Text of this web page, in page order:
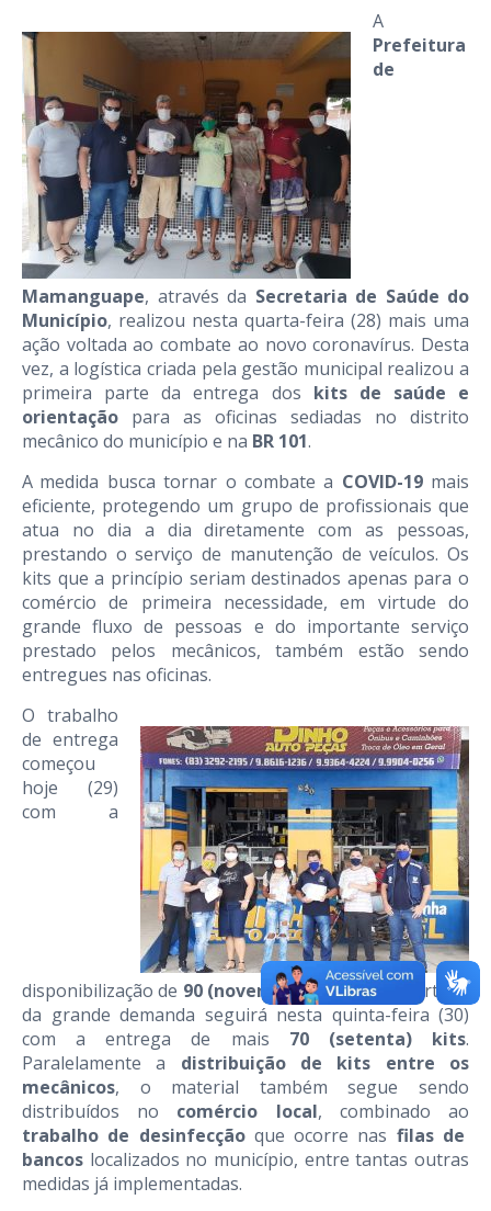
A
Prefeitura
de
Mamanguape, através da Secretaria de Saúde do
Município, realizou nesta quarta-feira (28) mais uma
ação voltada ao combate ao novo coronavírus. Desta
vez, a logística criada pela gestão municipal realizou a
primeira parteda entrega dos kits de saúde e
orientação para as oficinas sediadas no distrito
mecânico do município e na BR 101.
A medida busca tornar o combate a COVID-19 mais
eficiente, protegendo um grupo de profissionais que
atua no dia a dia diretamente com as pessoas,
prestando o serviço de manutenção de veículos.Os
kits que a princípio seriam destinados apenas para o
comércio de primeira necessidade, em virtude do
grande fluxo de pessoas e do importante serviço
prestado pelos mecânicos,também estão sendo
entregues nas oficinas.
O trabalho
de entrega
começou
hoje (29)
com a
disponibilização de 90 (noventa) kits,mas em virtude
da grande demanda seguirá nesta quinta-feira (30)
com a entrega de mais 70 (setenta) kits.
Paralelamente a distribuição de kits entre os
mecânicos, o material também segue sendo
distribuídos no comércio local, combinado ao
trabalho de desinfecção que ocorre nas filas de
bancos localizados no município, entre tantas outras
medidas já implementadas.